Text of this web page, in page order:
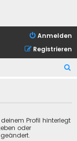
Anmelden
Registrieren
h
Profil hinterlegt
oder